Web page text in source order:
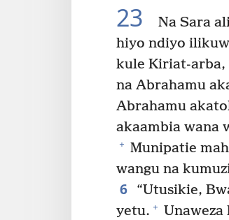
23
Na Sara
hiyo ndiyo
kule Kiriat-arba,
na Abrahamu
Abrahamu
akaambia wana
+ Munipatie
wangu na
6 “Utusikie,
yetu. +